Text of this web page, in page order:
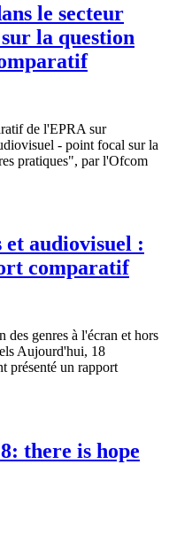
le secteur
la question
de l'EPRA sur
- point focal sur la
pratiques", par l'Ofcom
et audiovisuel :
comparatif
des genres à l'écran et hors
Aujourd'hui, 18
présenté un rapport
there is hope